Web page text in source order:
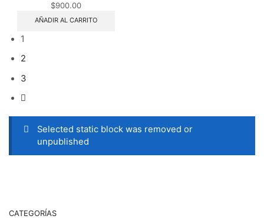
$900.00
AÑADIR AL CARRITO
1
2
3
Selected static block was removed or
unpublished
CATEGORÍAS